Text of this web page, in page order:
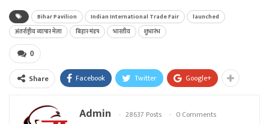
Bihar Pavilion Indian International Trade Fair
launched
अंतर्राष्ट्रीय व्यापार मेला
बिहार मंडप भारतीय शुभारंभ
0
Share Facebook Twitter Google+
Admin 28637 Posts 0 Comments